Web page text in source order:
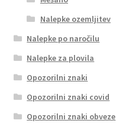
Nalepke ozemljitev
Nalepke po naročilu
Nalepke za plovila
Opozorilni znaki
Opozorilni znaki covid
Opozorilni znaki obveze